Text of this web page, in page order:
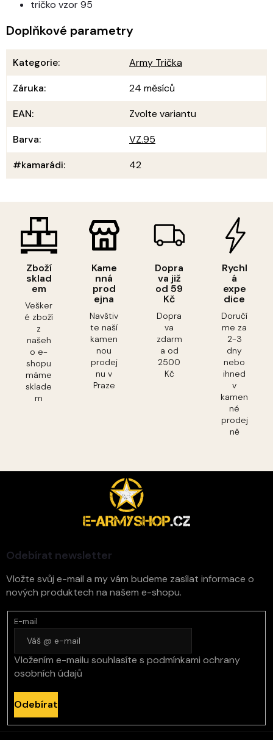
Zboží
sklad
em
Vešker
é zboží
z
našeh
o e-
shopu
máme
sklade
m
Kame
nná
prod
ejna
Navštiv
te naší
kamen
nou
prodej
nu v
Praze
Dopra
va již
od 59
Kč
Dopra
va
zdarm
a od
2500
Kč
Rychl
á
expe
dice
Doručí
me za
2-3
dny
nebo
ihned
v
kamen
né
prodej
ně
tričko vzor 95
Doplňkové parametry
Kategorie:
Army Trička
Záruka:
24 měsíců
EAN:
Zvolte variantu
Barva:
VZ.95
#kamarádi: 42
Odebírat newsletter
Vložte svůj e-mail a my vám budeme zasílat informace o
nových produktech na našem e-shopu.
E-mail
Vložením e-mailu souhlasíte s podmínkami ochrany
osobních údajů
Odebírat